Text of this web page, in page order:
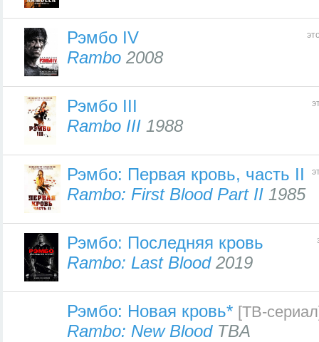
Рэмбо IV
Rambo 2008
Рэмбо III
Rambo III 1988
Рэмбо: Первая кровь, часть II
Rambo: First Blood Part II 1985
Рэмбо: Последняя кровь
Rambo: Last Blood2019
Рэмбо: Новая кровь* [ТВ-
Rambo: New BloodTBA